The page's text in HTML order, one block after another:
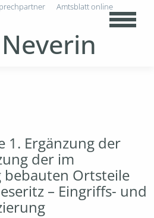
Amtsblatt online
1. Ergänzung der
der im
bebauten Ortsteile
– Eingriffs- und